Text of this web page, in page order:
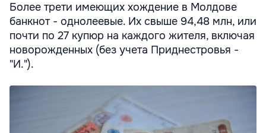
Более трети имеющих хождение в Молдове
банкнот - однолеевые. Их свыше 94,48 млн, или
почти по 27 купюр на каждого жителя, включая
новорожденных (без учета Приднестровья -
"И.").